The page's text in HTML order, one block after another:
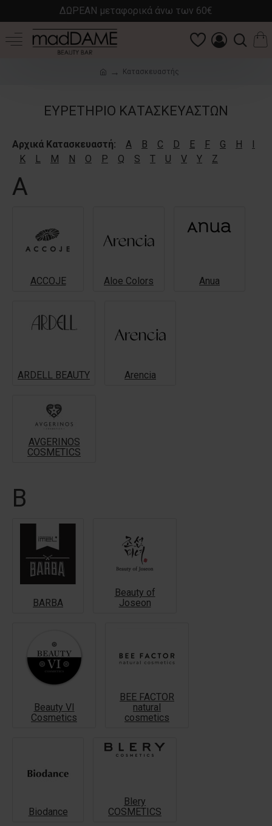
ΔΩΡΕΑΝ μεταφορικά άνω των 60€
Κατασκευαστής
ΕΥΡΕΤΉΡΙΟ ΚΑΤΑΣΚΕΥΑΣΤΏΝ
Αρχικά Κατασκευαστή: A B C D E F G H
I
K
L M N O P Q S T U V Y Z
A
ACCOJE Aloe Colors Anua
ARDELL BEAUTY Arencia
AVGERINOS
COSMETICS
B
BARBA
Beauty of
Joseon
Beauty VI
Cosmetics
BEE FACTOR
natural
cosmetics
Biodance
Blery
COSMETICS